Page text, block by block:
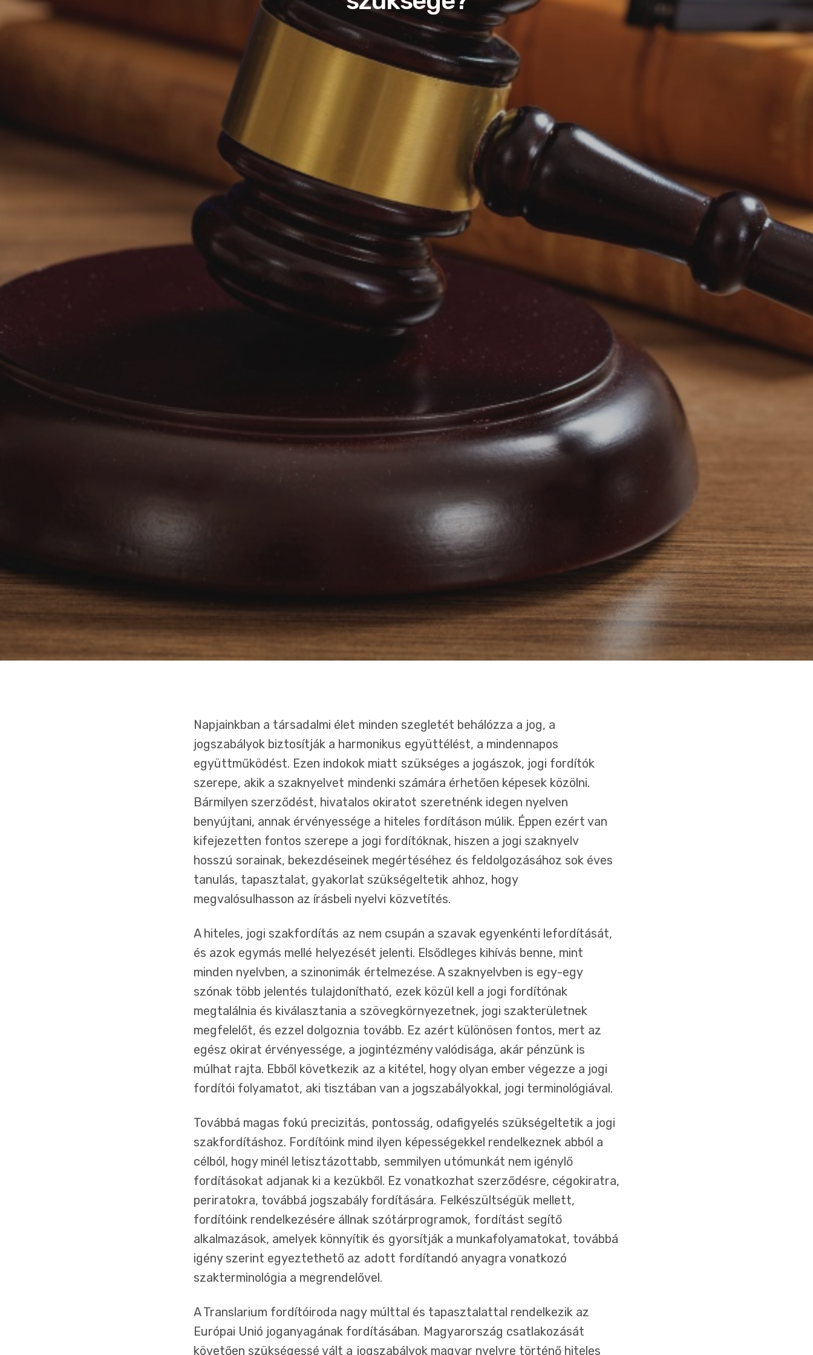
Napjainkban a társadalmi élet minden szegletét behálózza a jog, a
jogszabályok biztosítják a harmonikus együttélést, a mindennapos
együttműködést. Ezen indokok miatt szükséges a jogászok, jogi fordítók
szerepe, akik a szaknyelvet mindenki számára érhetően képesek közölni.
Bármilyen szerződést, hivatalos okiratot szeretnénk idegen nyelven
benyújtani, annak érvényessége a hiteles fordításon múlik. Éppen ezért van
kifejezetten fontos szerepe a jogi fordítóknak, hiszen a jogi szaknyelv
hosszú sorainak, bekezdéseinek megértéséhez és feldolgozásához sok éves
tanulás, tapasztalat, gyakorlat szükségeltetik ahhoz, hogy
megvalósulhasson az írásbeli nyelvi közvetítés.
A hiteles, jogi szakfordítás az nem csupán a szavak egyenkénti lefordítását,
és azok egymás mellé helyezését jelenti. Elsődleges kihívás benne, mint
minden nyelvben, a szinonimák értelmezése. A szaknyelvben is egy-egy
szónak több jelentés tulajdonítható, ezek közül kell a jogi fordítónak
megtalálnia és kiválasztania a szövegkörnyezetnek, jogi szakterületnek
megfelelőt, és ezzel dolgoznia tovább. Ez azért különösen fontos, mert az
egész okirat érvényessége, a jogintézmény valódisága, akár pénzünk is
múlhat rajta. Ebből következik az a kitétel, hogy olyan ember végezze a jogi
fordítói folyamatot, aki tisztában van a jogszabályokkal, jogi terminológiával.
Továbbá magas fokú precizitás, pontosság, odafigyelés szükségeltetik a jogi
szakfordításhoz. Fordítóink mind ilyen képességekkel rendelkeznek abból a
célból, hogy minél letisztázottabb, semmilyen utómunkát nem igénylő
fordításokat adjanak ki a kezükből. Ez vonatkozhat szerződésre, cégokiratra,
periratokra, továbbá jogszabály fordítására. Felkészültségük mellett,
fordítóink rendelkezésére állnak szótárprogramok, fordítást segítő
alkalmazások, amelyek könnyítik és gyorsítják a munkafolyamatokat, továbbá
igény szerint egyeztethető az adott fordítandó anyagra vonatkozó
szakterminológia a megrendelővel.
A Translarium fordítóiroda nagy múlttal és tapasztalattal rendelkezik az
Európai Unió joganyagának fordításában. Magyarország csatlakozását
követően szükségessé vált a jogszabályok magyar nyelvre történő hiteles